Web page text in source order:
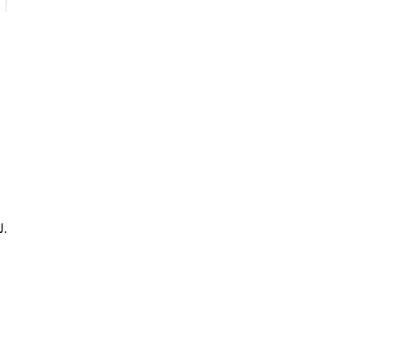
للرافعات الكهربائية ذات الحبال السلكية من نفس المواصفات، يكون حجم الهيكل المربع أكبر من حجم الهيكل الأسطواني.